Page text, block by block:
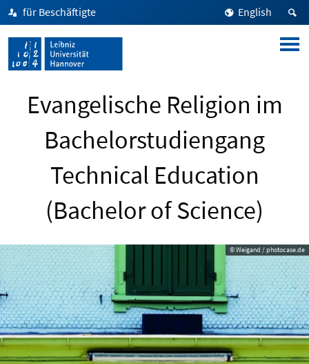
für Beschäftigte English
Evangelische Religion im
Bachelorstudiengang
Technical Education
(Bachelor of Science)
© Weigand / photocase.de